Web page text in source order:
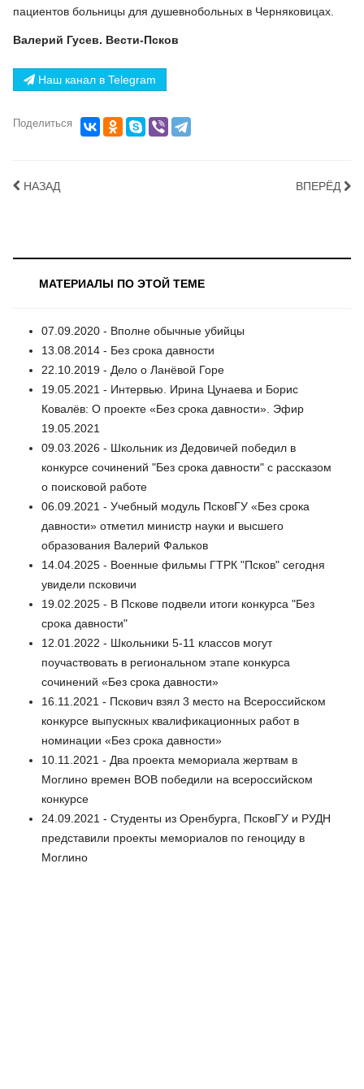
пациентов больницы для душевнобольных в Черняковицах.
Валерий Гусев. Вести-Псков
Наш канал в Telegram
Поделиться
НАЗАД ВПЕРЁД
МАТЕРИАЛЫ ПО ЭТОЙ ТЕМЕ
07.09.2020 - Вполне обычные убийцы
13.08.2014 - Без срока давности
22.10.2019 - Дело о Ланёвой Горе
19.05.2021 - Интервью. Ирина Цунаева и Борис
Ковалёв: О проекте «Без срока давности». Эфир
19.05.2021
09.03.2026 - Школьник из Дедовичей победил в
конкурсе сочинений "Без срока давности" с рассказом
о поисковой работе
06.09.2021 - Учебный модуль ПсковГУ «Без срока
давности» отметил министр науки и высшего
образования Валерий Фальков
14.04.2025 - Военные фильмы ГТРК "Псков" сегодня
увидели псковичи
19.02.2025 - В Пскове подвели итоги конкурса "Без
срока давности"
12.01.2022 - Школьники 5-11 классов могут
поучаствовать в региональном этапе конкурса
сочинений «Без срока давности»
16.11.2021 - Пскович взял 3 место на Всероссийском
конкурсе выпускных квалификационных работ в
номинации «Без срока давности»
10.11.2021 - Два проекта мемориала жертвам в
Моглино времен ВОВ победили на всероссийском
конкурсе
24.09.2021 - Студенты из Оренбурга, ПсковГУ и РУДН
представили проекты мемориалов по геноциду в
Моглино